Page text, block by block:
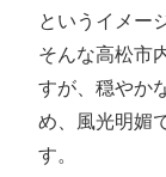
というイメー
そんな高松市
すが、穏やか
め、風光明媚
す。